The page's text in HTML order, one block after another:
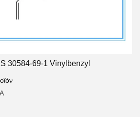
30584-69-1 Vinylbenzyl